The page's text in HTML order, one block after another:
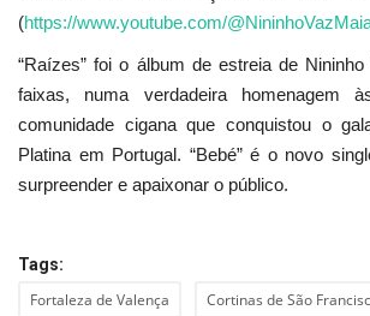
(https://www.youtube.com/
“Raízes” foi o álbum de estreia de
faixas, numa verdadeira homenagem
comunidade cigana que conquistou o
Platina em Portugal. “Bebé” é o novo
surpreender e apaixonar o público.
Tags:
Fortaleza de Valença Cortinas de São